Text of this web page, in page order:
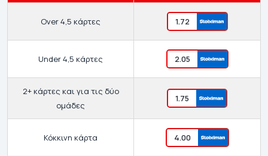
Over 4,5 κάρτες 1.72
Under 4,5 κάρτες 2.05
2+ κάρτες και για τις δύο
ομάδες
1.75
Κόκκινη κάρτα 4.00